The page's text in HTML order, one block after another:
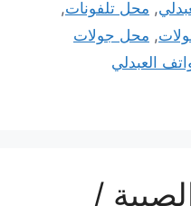
, محل تلفونات,
, محل جولات
العبدلي
/